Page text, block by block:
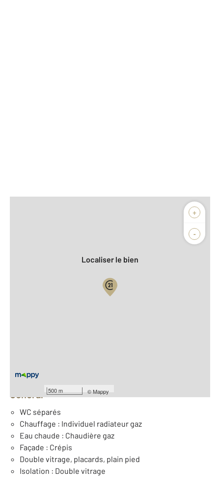
+
-
500 m ©Mappy
Localiser le bien
Équipements
Général
WC séparés
Chauffage : Individuel radiateur gaz
Eau chaude : Chaudière gaz
Façade : Crépis
Double vitrage, placards, plain pied
Isolation : Double vitrage